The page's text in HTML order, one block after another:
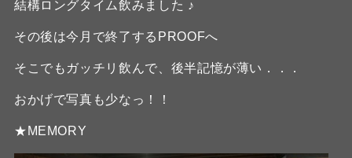
結構ロングタイム飲みました ♪
その後は今月で終了するPROOFへ
そこでもガッチリ飲んで、後半記憶が薄い．．．
おかげで写真も少なっ！！
★MEMORY